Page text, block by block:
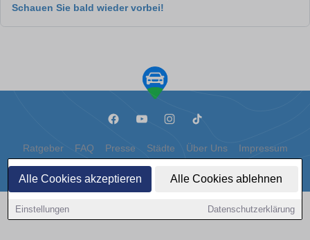
Alle Cookies akzeptieren Alle Cookies ablehnen
Einstellungen Datenschutzerklärung
Schauen Sie bald wieder vorbei!
Ratgeber FAQ Presse Städte Über Uns Impressum
Datenschutz Cookies
Copyright © 2000 - 2026 | 1A Infosysteme GmbH | Content by: 1a-sites-autos